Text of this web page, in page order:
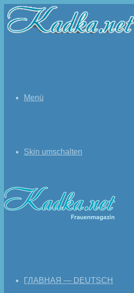
Menü
Skin umschalten
ГЛАВНАЯ — DEUTSCH